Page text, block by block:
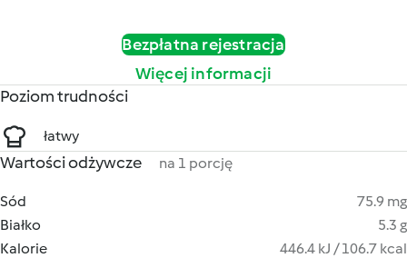
Bezpłatna rejestracja
Więcej informacji
Poziom trudności
łatwy
Wartości odżywcze na 1 porcję
Sód
75.9 mg
Białko
5.3 g
Kalorie
446.4 kJ / 106.7 kcal